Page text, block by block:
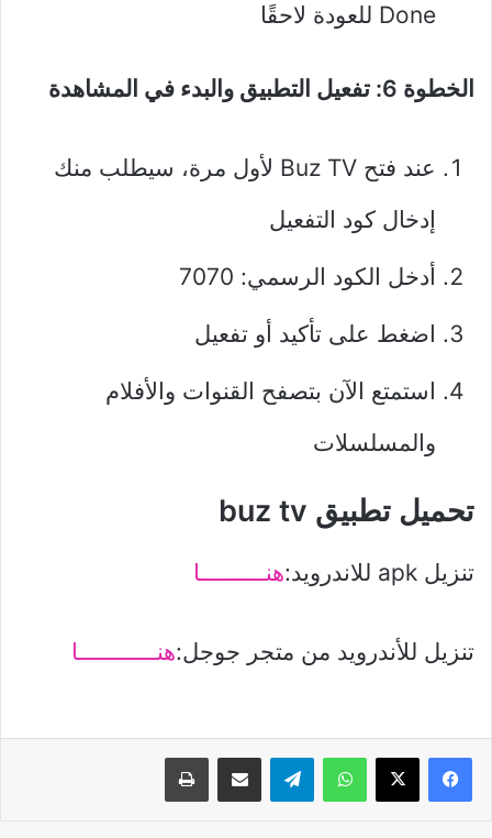
Done للعودة لاحقًا
الخطوة 6: تفعيل التطبيق والبدء في المشاهدة
عند فتح Buz TV لأول مرة، سيطلب منك
إدخال كود التفعيل
أدخل الكود الرسمي: 7070
اضغط على تأكيد أو تفعيل
استمتع الآن بتصفح القنوات والأفلام
والمسلسلات
تحميل تطبيق buz tv
تنزيل apk للاندرويد: هنــــــــــا
تنزيل للأندرويد من متجر جوجل:هنــــــــــــا
واتساب تيلقرام مشاركة عبر البريد طباعة